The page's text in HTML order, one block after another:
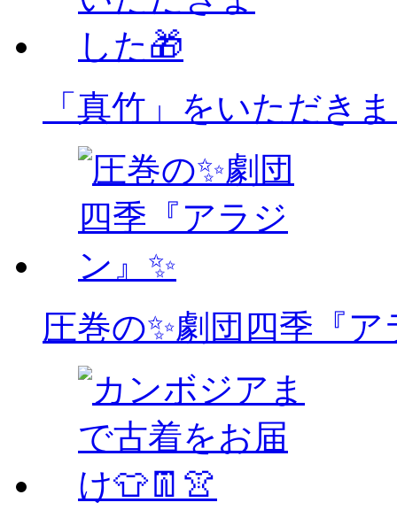
「真竹」をいただき
圧巻の✨劇団四季『ア